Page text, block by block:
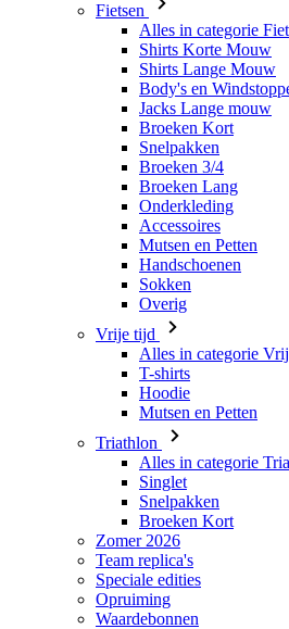
Fietsen
Alles in categorie
Shirts Korte Mouw
Shirts Lange Mouw
Body's en
Jacks Lange mouw
Broeken Kort
Snelpakken
Broeken 3/4
Broeken Lang
Onderkleding
Accessoires
Mutsen en Petten
Handschoenen
Sokken
Overig
Vrije tijd
Alles in categorie
T-shirts
Hoodie
Mutsen en Petten
Triathlon
Alles in categorie
Singlet
Snelpakken
Broeken Kort
Zomer 2026
Team replica's
Speciale edities
Opruiming
Waardebonnen